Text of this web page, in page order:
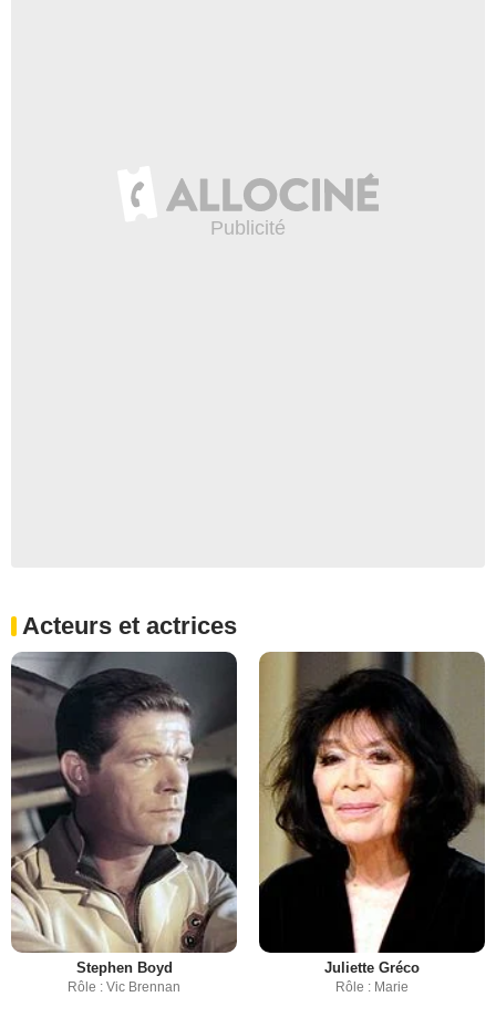
Acteurs et actrices
Stephen Boyd
Rôle : Vic Brennan
Juliette Gréco
Rôle : Marie